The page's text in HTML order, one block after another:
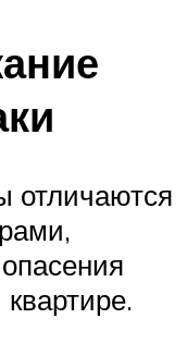
отличаются